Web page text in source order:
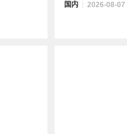
国内 2026-08-07